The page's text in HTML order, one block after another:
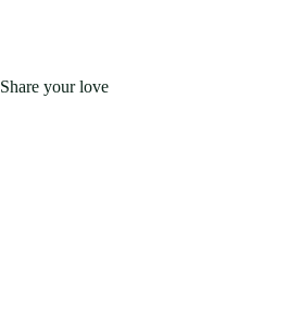
Share your love